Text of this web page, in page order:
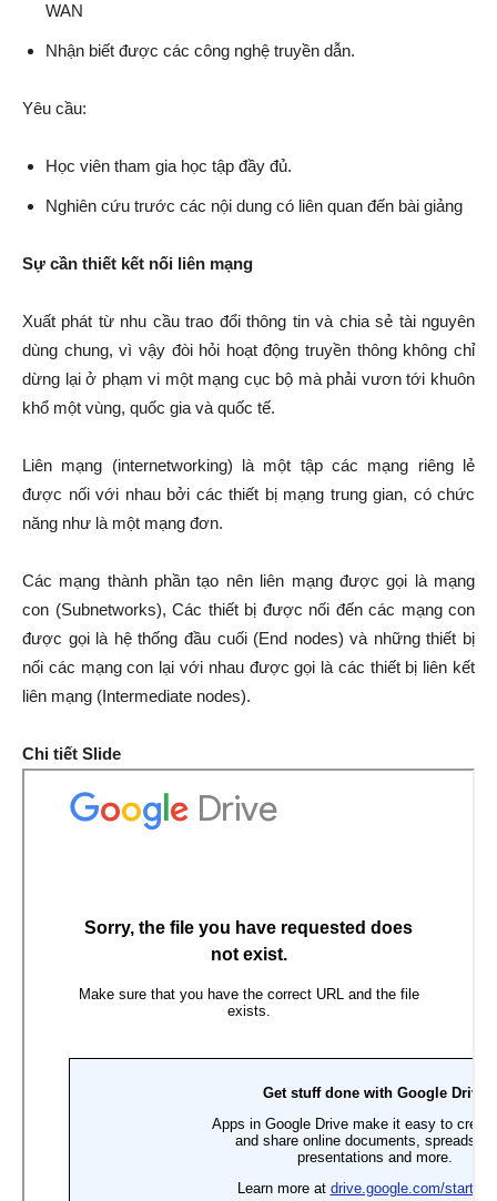
WAN
Nhận biết được các công nghệ truyền dẫn.
Yêu cầu:
Học viên tham gia học tập đầy đủ.
Nghiên cứu trước các nội dung có liên quan đến bài giảng
Sự cần thiết kết nối liên mạng
Xuất phát từ nhu cầu trao đổi thông tin và chia sẻ tài nguyên
dùng chung, vì vậy đòi hỏi hoạt động truyền thông không chỉ
dừng lại ở phạm vi một mạng cục bộ mà phải vươn tới khuôn
khổ một vùng, quốc gia và quốc tế.
Liên mạng (internetworking) là một tập các mạng riêng lẻ
được nối với nhau bởi các thiết bị mạng trung gian, có chức
năng như là một mạng đơn.
Các mạng thành phần tạo nên liên mạng được gọi là mạng
con (Subnetworks), Các thiết bị được nối đến các mạng con
được gọi là hệ thống đầu cuối (End nodes) và những thiết bị
nối các mạng con lại với nhau được gọi là các thiết bị liên kết
liên mạng (Intermediate nodes).
Chi tiết Slide